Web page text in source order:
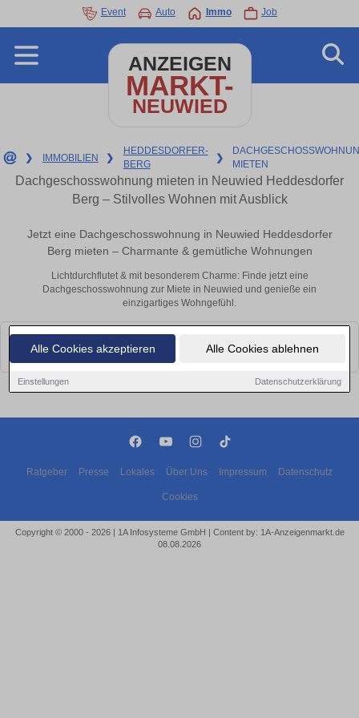
Alle Cookies akzeptieren Alle Cookies ablehnen
Einstellungen Datenschutzerklärung
Event Auto Immo Job
ANZEIGEN
MARKT-
NEUWIED
❯ IMMOBILIEN ❯
HEDDESDORFER-
BERG
❯
MIETEN
Dachgeschosswohnung mieten in Neuwied Heddesdorfer
Berg – Stilvolles Wohnen mit Ausblick
Jetzt eine Dachgeschosswohnung in Neuwied Heddesdorfer
Berg mieten – Charmante & gemütliche Wohnungen
Lichtdurchflutet & mit besonderem Charme: Finde jetzt eine
Dachgeschosswohnung zur Miete in Neuwied und genieße ein
einzigartiges Wohngefühl.
Leider konnten wir derzeit keine passenden Objekte finden. Schauen Sie
bald wieder vorbei!
Ratgeber Presse Lokales Über Uns Impressum Datenschutz
Cookies
Copyright © 2000 - 2026 | 1A Infosysteme GmbH | Content by: 1A-Anzeigenmarkt.de
08.08.2026